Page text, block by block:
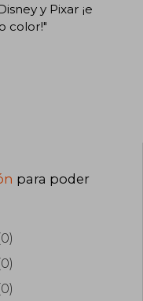
y Pixar ¡e
color!"
para poder